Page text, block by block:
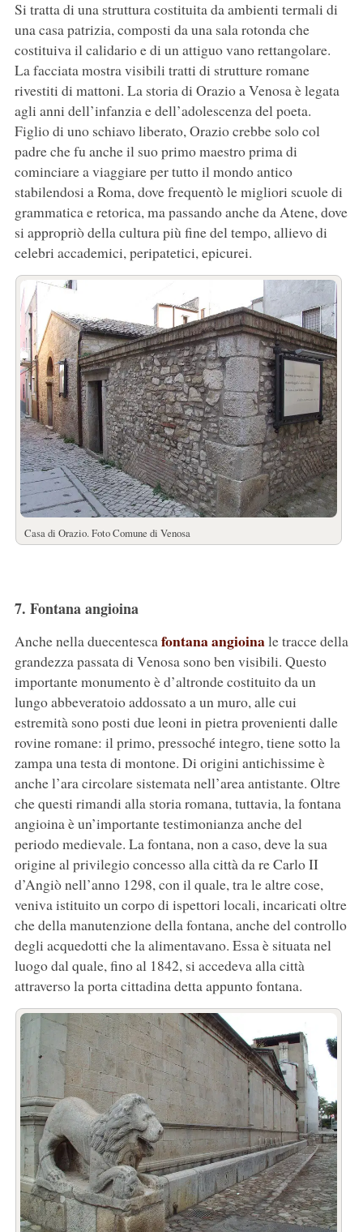
Si tratta di una struttura costituita da ambienti termali di
una casa patrizia, composti da una sala rotonda che
costituiva il calidario e di un attiguo vano rettangolare.
La facciata mostra visibili tratti di strutture romane
rivestiti di mattoni. La storia di Orazio a Venosa è legata
agli anni dell’infanzia e dell’adolescenza del poeta.
Figlio di uno schiavo liberato, Orazio crebbe solo col
padre che fu anche il suo primo maestro prima di
cominciare a viaggiare per tutto il mondo antico
stabilendosi a Roma, dove frequentò le migliori scuole di
grammatica e retorica, ma passando anche da Atene, dove
si appropriò della cultura più fine del tempo, allievo di
celebri accademici, peripatetici, epicurei.
Casa di Orazio. Foto Comune di Venosa
7. Fontana angioina
Anche nella duecentescafontana angioinale tracce della
grandezza passata di Venosa sono ben visibili. Questo
importante monumento è d’altronde costituito da un
lungo abbeveratoio addossato a un muro, alle cui
estremità sono posti due leoni in pietra provenienti dalle
rovine romane: il primo, pressoché integro, tiene sotto la
zampa una testa di montone. Di origini antichissime è
anche l’ara circolare sistemata nell’area antistante. Oltre
che questi rimandi alla storia romana, tuttavia, la fontana
angioina è un’importante testimonianza anche del
periodo medievale. La fontana, non a caso, deve la sua
origine al privilegio concesso alla città da re Carlo II
d’Angiò nell’anno 1298, con il quale, tra le altre cose,
veniva istituito un corpo di ispettori locali, incaricati oltre
che della manutenzione della fontana, anche del controllo
degli acquedotti che la alimentavano. Essa è situata nel
luogo dal quale, fino al 1842, si accedeva alla città
attraverso la porta cittadina detta appunto fontana.